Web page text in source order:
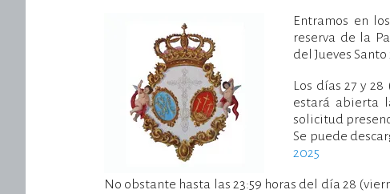
Administradorweb
Entramos en
reserva de la
del Jueves Santo
Los días 27 y
estará abierta
solicitud
Se puede
2025
No obstante hasta las 23:59 horas del día 28